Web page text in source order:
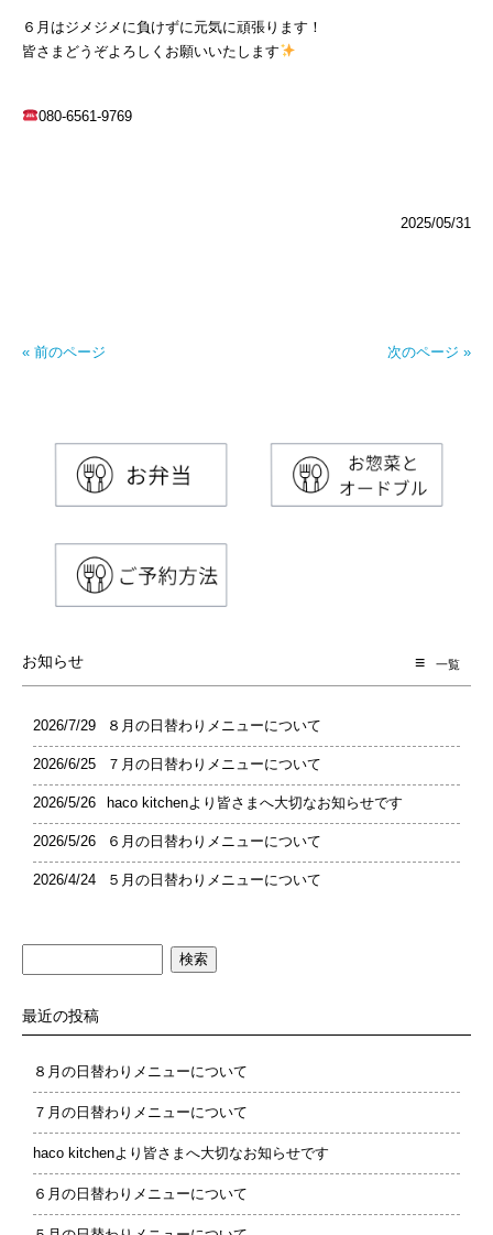
６月はジメジメに負けずに元気に頑張ります！
皆さまどうぞよろしくお願いいたします
080-6561-9769
2025/05/31
« 前のページ 次のページ »
お知らせ 一覧
2026/7/29 ８月の日替わりメニューについて
2026/6/25 ７月の日替わりメニューについて
2026/5/26 haco kitchenより皆さまへ大切なお知らせです
2026/5/26 ６月の日替わりメニューについて
2026/4/24 ５月の日替わりメニューについて
索:
最近の投稿
８月の日替わりメニューについて
７月の日替わりメニューについて
haco kitchenより皆さまへ大切なお知らせです
６月の日替わりメニューについて